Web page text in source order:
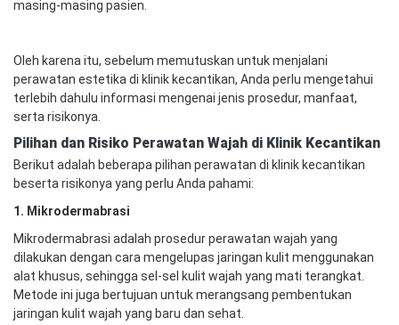
masing-masing pasien.
Oleh karena itu, sebelum memutuskan untuk menjalani
perawatan estetika di klinik kecantikan, Anda perlu mengetahui
terlebih dahulu informasi mengenai jenis prosedur, manfaat,
serta risikonya.
Pilihan dan Risiko Perawatan Wajah di Klinik Kecantikan
Berikut adalah beberapa pilihan perawatan di klinik kecantikan
beserta risikonya yang perlu Anda pahami:
1. Mikrodermabrasi
Mikrodermabrasi adalah prosedur perawatan wajah yang
dilakukan dengan cara mengelupas jaringan kulit menggunakan
alat khusus, sehingga sel-sel kulit wajah yang mati terangkat.
Metode ini juga bertujuan untuk merangsang pembentukan
jaringan kulit wajah yang baru dan sehat.